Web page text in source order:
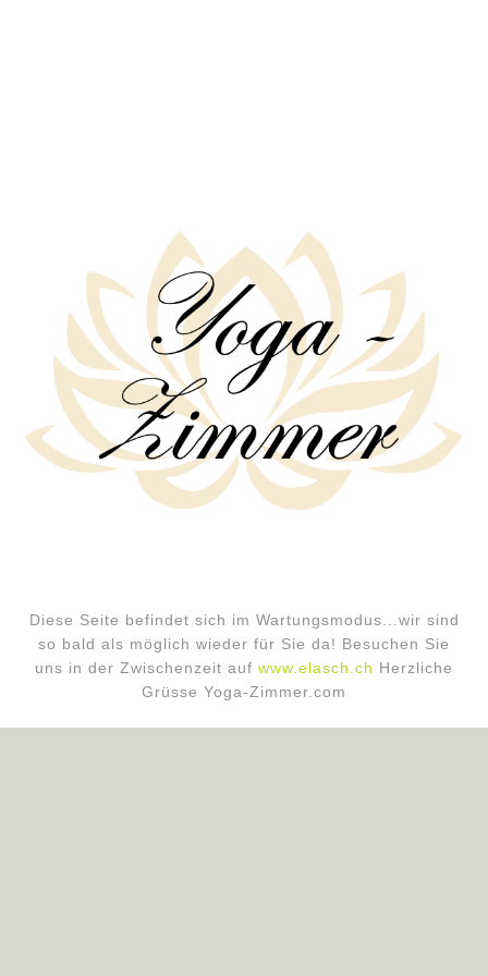
Diese Seite befindet sich im Wartungsmodus...wir sind
so bald als möglich wieder für Sie da! Besuchen Sie
uns in der Zwischenzeit auf www.elasch.ch Herzliche
Grüsse Yoga-Zimmer.com